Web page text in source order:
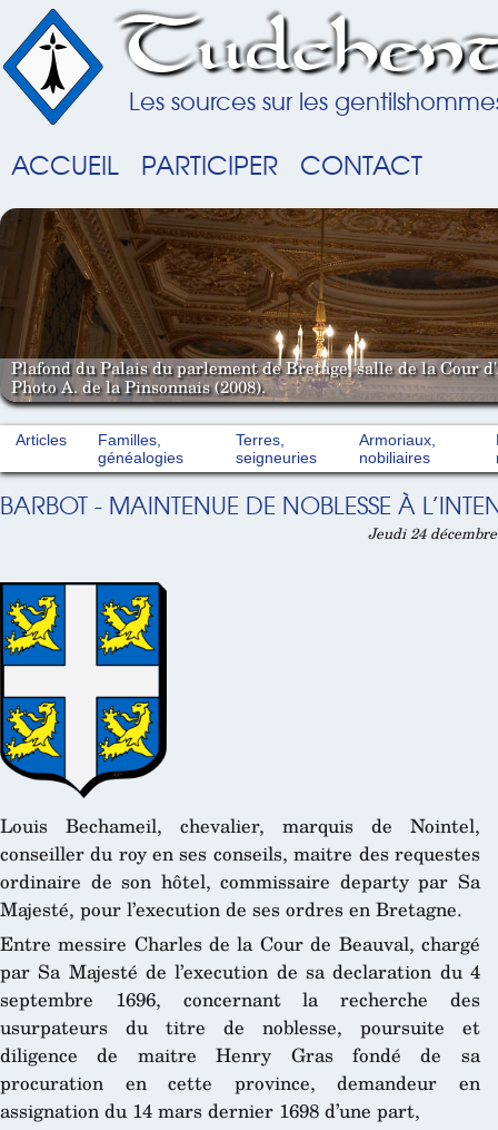
Les sources sur les
ACCUEIL PARTICIPER CONTACT
Plafond du Palais du parlement de Bretage, salle de la Cour
Photo A. de la Pinsonnais (2008).
Articles
Familles,
généalogies
Terres,
seigneuries
Armoriaux,
nobiliaires
BARBOT - MAINTENUE DE NOBLESSE À
Jeudi 24
Louis Bechameil, chevalier, marquis de Nointel,
conseiller du roy en ses conseils, maitre des requestes
ordinaire de son hôtel, commissaire departy par Sa
Majesté, pour l’execution de ses ordres en Bretagne.
Entre messire Charles de la Cour de Beauval, chargé
par Sa Majesté de l’execution de sa declaration du 4
septembre 1696, concernant la recherche des
usurpateurs du titre de noblesse, poursuite et
diligence de maitre Henry Gras fondé de sa
procuration en cette province, demandeur en
assignation du 14 mars dernier 1698 d’une part,